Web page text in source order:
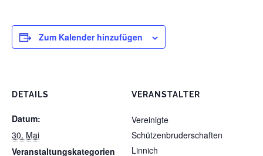
Zum Kalender hinzufügen
DETAILS
Datum:
30. Mai
Veranstaltungskategorien
VERANSTALTER
Vereinigte
Schützenbruderschaften
Linnich